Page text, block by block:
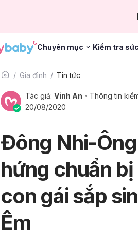
Chuyên mục Kiểm tra
Gia đình Tin tức
Tác giả: Vinh An Thông tin
20/08/2020
Đông Nhi-
hứng chuẩn
con gái sắp
Êm